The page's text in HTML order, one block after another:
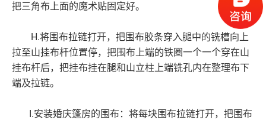
把三角布上面的魔术贴固定好。
H.将围布拉链打开，把围布胶条穿入腿中的铣槽向上
拉至山挂布杆位置停，把围布上端的铁圈一个一个穿在山
挂布杆后，把挂布挂在腿和山立柱上端铣孔内在整理布下
端及拉链。
I.安装婚庆篷房的围布：将每块围布拉链打开，把围布